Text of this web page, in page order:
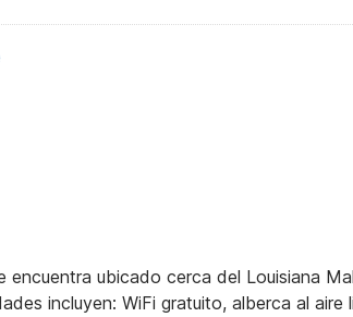
ubicado cerca del Louisiana
incluyen: WiFi gratuito, alberca al